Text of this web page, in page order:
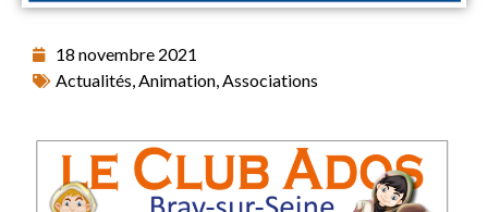
18 novembre 2021
Actualités,Animation,Associations